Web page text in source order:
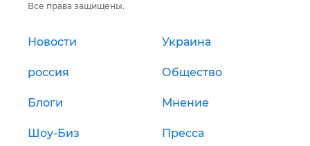
Все права защищены.
Новости Украина
россия Общество
Блоги Мнение
Шоу-Биз Пресса